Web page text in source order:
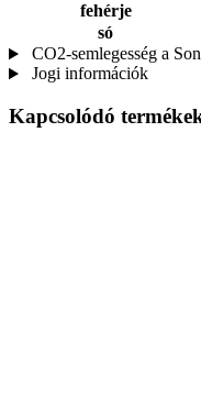
fehérje
só
CO2-semlegesség a
Jogi információk
Kapcsolódó